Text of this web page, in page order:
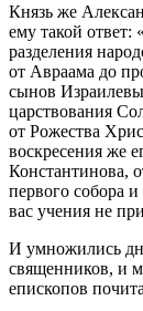
Князь же
ему такой ответ:
разделения
от Авраама до
сынов
царствования
от Рожества
воскресения же
Константинова,
первого собора
вас учения не
И умножились
священников, и
епископов